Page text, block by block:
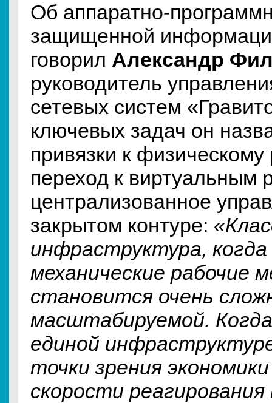
Об аппаратно-
защищенной
говорил Александр
руководитель
сетевых систем
ключевых задач он
привязки к
переход к виртуальным
централизованное
закрытом контуре:
инфраструктура,
механические рабочие
становится очень
масштабируемой.
единой
точки зрения
скорости